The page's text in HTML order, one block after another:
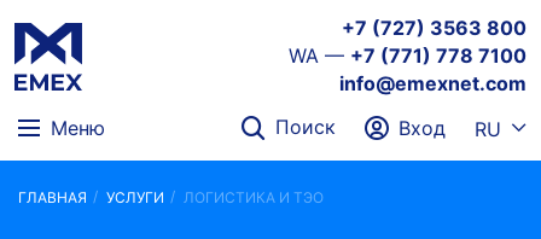
+7 (727) 3563 800
WA — +7 (771) 778 7100
info@emexnet.com
Меню
Поиск Вход RU
ГЛАВНАЯ УСЛУГИ ЛОГИСТИКА И ТЭО